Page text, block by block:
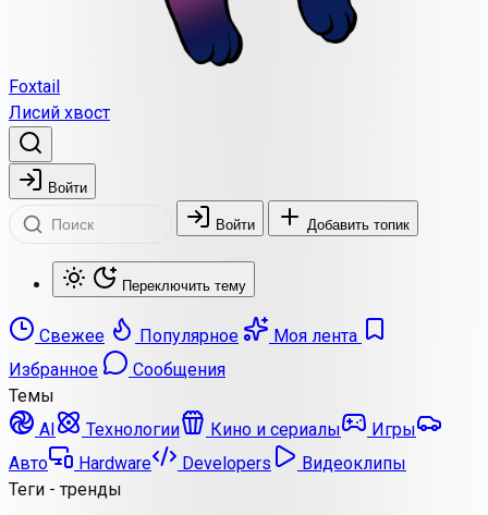
Foxtail
Лисий хвост
Войти
Войти Добавить топик
Переключить тему
Свежее Популярное
Моя лента
Избранное
Сообщения
Темы
AI
Технологии Кино и сериалы
Игры
Авто
Hardware Developers
Видеоклипы
Теги - тренды